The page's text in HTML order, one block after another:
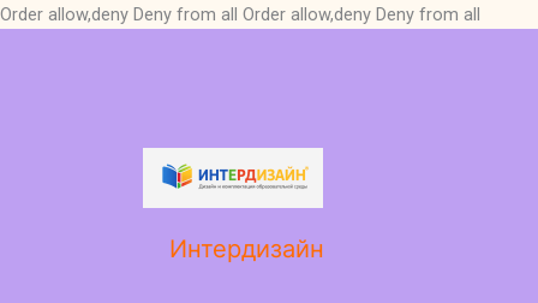
Order allow,deny Deny from all Order allow,deny Deny from all
Интердизайн
LinkedIn
Instagram
Facebook